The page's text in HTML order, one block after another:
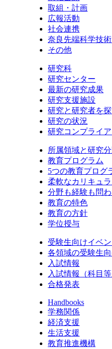
取組・計画
広報活動
社会連携
奈良先端科学技
その他
研究科
研究センター
最新の研究成果
研究支援施設
研究と研究者を
研究の状況
研究コンプライ
所属領域と研究
教育プログラム
5つの教育プログ
柔軟なカリキュ
分野も経験も問
教育の特色
教育の方針
学位授与
受験生向けイベン
各領域の受験生
入試情報
入試情報（科目
合格発表
Handbooks
学務関係
経済支援
生活支援
教育推進機構